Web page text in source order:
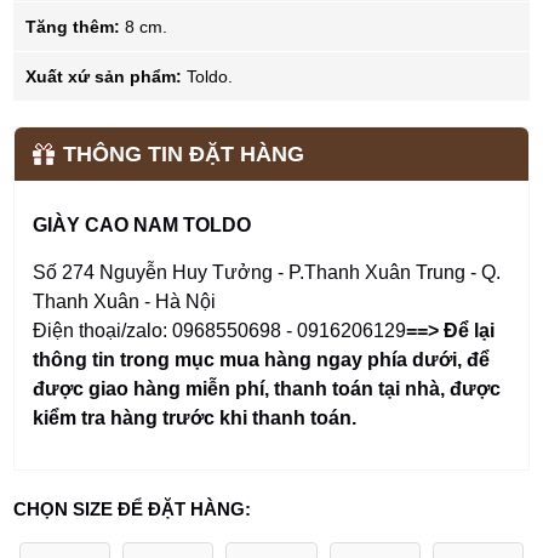
Tăng thêm: 8 cm.
Xuất xứ sản phẩm: Toldo.
THÔNG TIN ĐẶT HÀNG
GIÀY CAO NAM TOLDO
Số 274 Nguyễn Huy Tưởng - P.Thanh Xuân Trung - Q.
Thanh Xuân - Hà Nội
Điện thoại/zalo: 0968550698 - 0916206129==> Để lại
thông tin trong mục mua hàng ngay phía dưới,để
được giao hàng miễn phí, thanh toán tại nhà, được
kiểm tra hàng trước khi thanh toán.
CHỌN SIZE ĐỂ ĐẶT HÀNG: